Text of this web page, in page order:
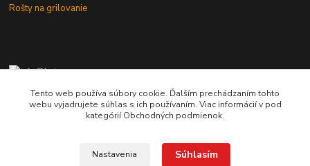
Rošty na grilovanie
+421 902 212 007
od 8:00 - do 16:00 hod
Tento web používa súbory cookie. Ďalším prechádzaním tohto
webu vyjadrujete súhlas s ich používaním. Viac informácií v pod
kategórií Obchodných podmienok.
Nastavenia Súhlasím